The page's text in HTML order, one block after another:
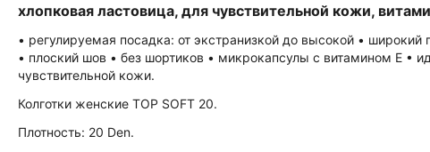
хлопковая ластовица, для чувствительной кожи,
• регулируемая посадка: от экстранизкой до высокой •
• плоский шов • без шортиков • микрокапсулы с витамином Е •
чувствительной кожи.
Колготки женские TOP SOFT 20.
Плотность: 20 Den.